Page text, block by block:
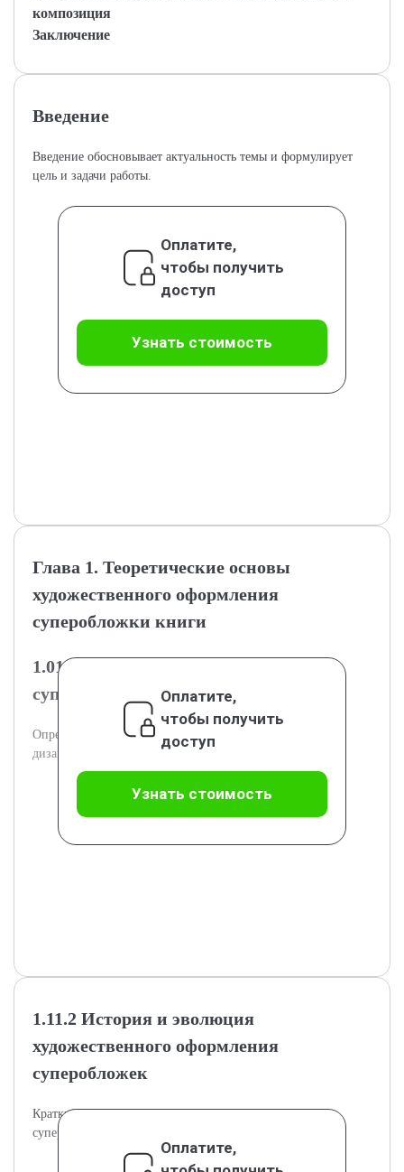
композиция
Заключение
Введение
Введение обосновывает актуальность темы и формулирует
цель и задачи работы.
Оплатите,
чтобы получить
доступ
Узнать стоимость
Глава 1. Теоретические основы
художественного оформления
суперобложки книги
1.01.1 Понятие и функции
суперобложки в дизайне книги
Определение суперобложки и её основные функции в
дизайне книги.
Оплатите,
чтобы получить
доступ
Узнать стоимость
1.11.2 История и эволюция
художественного оформления
суперобложек
Краткий обзор исторического развития дизайна
суперобложек.
Оплатите,